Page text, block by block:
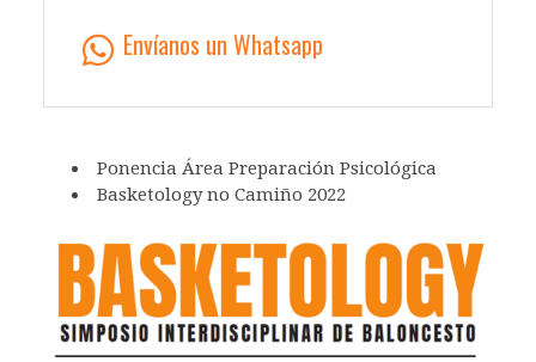
Envíanos un Whatsapp
Ponencia Área Preparación Psicológica
Basketology no Camiño 2022